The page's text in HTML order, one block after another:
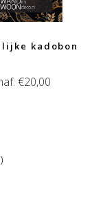
kadobon
€20,00